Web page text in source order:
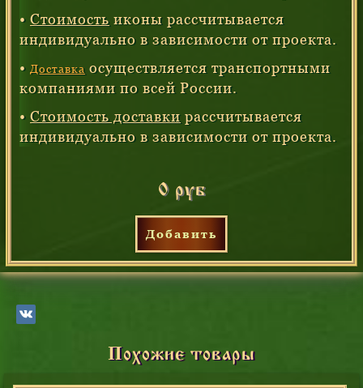
• Стоимость иконы рассчитывается
индивидуально в зависимости от проекта.
• Доставка осуществляется транспортными
компаниями по всей России.
• Стоимость доставки рассчитывается
индивидуально в зависимости от проекта.
0 руб
Добавить
Похожие товары